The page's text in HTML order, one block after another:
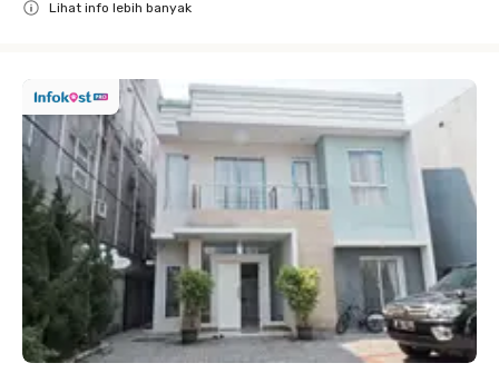
Lihat info lebih banyak